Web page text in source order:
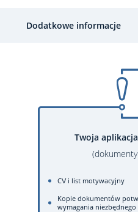
Dodatkowe informacje
Twoja
CV i list motywacyjny
Kopie dokumentów
wymagania niezbędnego